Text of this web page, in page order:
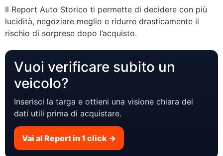
Il Report Auto Storico ti permette di decidere con più
lucidità, negoziare meglio e ridurre drasticamente il
rischio di sorprese dopo l’acquisto.
Vuoi verificare subito un
veicolo?
Inserisci la targa e ottieni una visione chiara dei
dati utili prima di acquistare.
Vai al Report in 1 click →